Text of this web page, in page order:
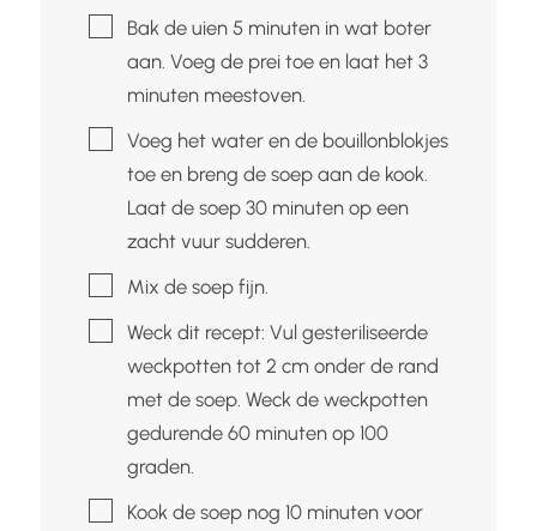
▢Bak de uien 5 minuten in wat boter
aan. Voeg de prei toe en laat het 3
minuten meestoven.
▢Voeg het water en de bouillonblokjes
toe en breng de soep aan de kook.
Laat de soep 30 minuten op een
zacht vuur sudderen.
▢Mix de soep fijn.
▢Weck dit recept: Vul gesteriliseerde
weckpotten tot 2 cm onder de rand
met de soep. Weck de weckpotten
gedurende 60 minuten op 100
graden.
▢Kook de soep nog 10 minuten voor